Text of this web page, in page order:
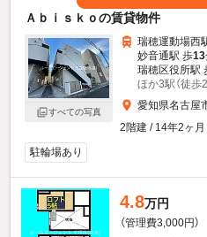
Ａｂｉｓｋｏの賃貸物件
すべての写真
瑞穂運動場西
妙音通駅 歩13
瑞穂区役所駅
ほか3駅（徒歩
愛知県名古屋
2階建 / 14年2ヶ月
駐輪場あり
4.8万円
（管理費3,000円）